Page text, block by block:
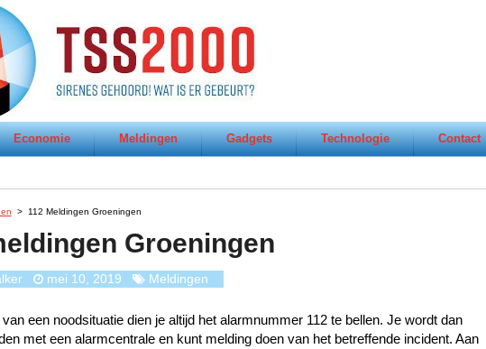
Economie Meldingen Gadgets Technologie Contact
> 112 Meldingen Groeningen
Groeningen
mei 10, 2019 Meldingen
een noodsituatie dien je altijd het alarmnummer 112 te bellen. Je wordt dan
met een alarmcentrale en kunt melding doen van het betreffende incident. Aan